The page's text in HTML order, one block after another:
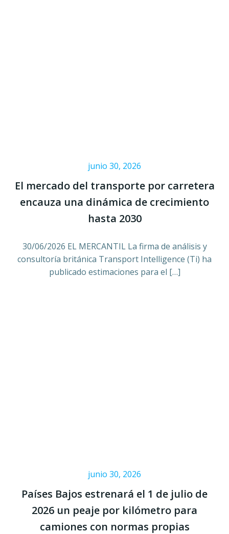
junio 30, 2026
El mercado del transporte por carretera
encauza una dinámica de crecimiento
hasta 2030
30/06/2026 EL MERCANTIL La firma de análisis y
consultoría británica Transport Intelligence (Ti) ha
publicado estimaciones para el […]
junio 30, 2026
Países Bajos estrenará el 1 de julio de
2026 un peaje por kilómetro para
camiones con normas propias